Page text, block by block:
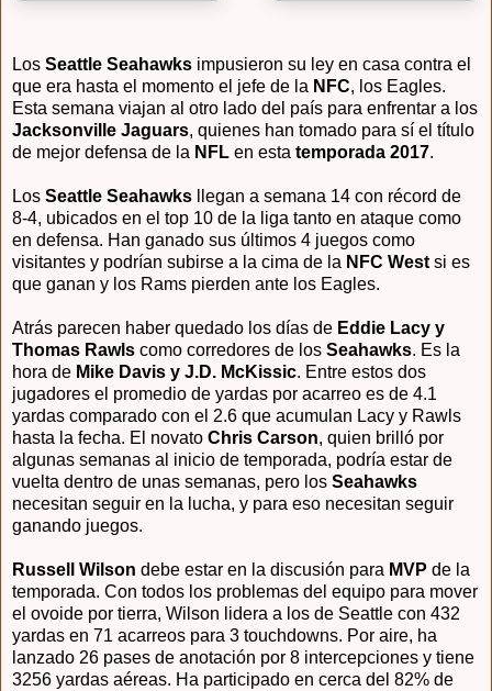
Los Seattle Seahawks impusieron su ley en casa contra el
que era hasta el momento el jefe de la NFC, los Eagles.
Esta semana viajan al otro lado del país para enfrentar a los
Jacksonville Jaguars, quienes han tomado para sí el título
de mejor defensa de la NFL en esta temporada 2017.
Los Seattle Seahawks llegan a semana 14 con récord de
8-4, ubicados en el top 10 de la liga tanto en ataque como
en defensa. Han ganado sus últimos 4 juegos como
visitantes y podrían subirse a la cima de la NFC West si es
que ganan y los Rams pierden ante los Eagles.
Atrás parecen haber quedado los días de Eddie Lacy y
Thomas Rawls como corredores de los Seahawks. Es la
hora de Mike Davis y J.D. McKissic. Entre estos dos
jugadores el promedio de yardas por acarreo es de 4.1
yardas comparado con el 2.6 que acumulan Lacy y Rawls
hasta la fecha. El novato Chris Carson, quien brilló por
algunas semanas al inicio de temporada, podría estar de
vuelta dentro de unas semanas, pero los Seahawks
necesitan seguir en la lucha, y para eso necesitan seguir
ganando juegos.
Russell Wilson debe estar en la discusión para MVP de la
temporada. Con todos los problemas del equipo para mover
el ovoide por tierra, Wilson lidera a los de Seattle con 432
yardas en 71 acarreos para 3 touchdowns. Por aire, ha
lanzado 26 pases de anotación por 8 intercepciones y tiene
3256 yardas aéreas. Ha participado en cerca del 82% de